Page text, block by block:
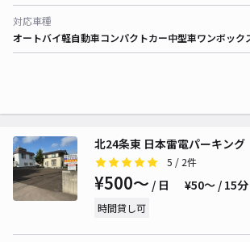
対応車種
オートバイ軽自動車コンパクトカー中型車ワンボック
北24条東 日本雷電パーキング
5 / 2件
¥500〜 / 日 ¥50〜 / 15分
時間貸し可